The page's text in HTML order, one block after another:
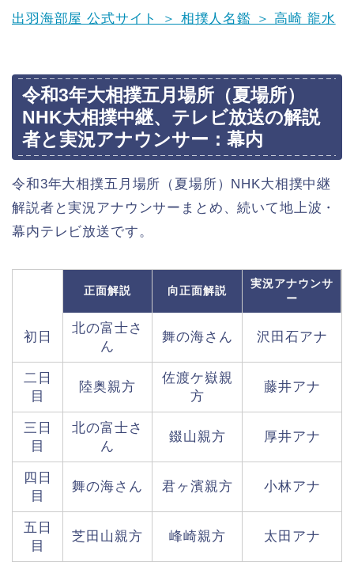
出羽海部屋 公式サイト ＞ 相撲人名鑑 ＞ 高崎 龍水
令和3年大相撲五月場所（夏場所）
NHK大相撲中継、テレビ放送の解説
者と実況アナウンサー：幕内
令和3年大相撲五月場所（夏場所）NHK大相撲中継
解説者と実況アナウンサーまとめ、続いて地上波・
幕内テレビ放送です。
正面解説 向正面解説
実況アナウンサ
ー
初日
北の富士さ
ん
舞の海さん 沢田石アナ
二日
目
陸奥親方
佐渡ケ嶽親
方
藤井アナ
三日
目
北の富士さ
ん
錣山親方 厚井アナ
四日
目
舞の海さん 君ヶ濱親方 小林アナ
五日
目
芝田山親方 峰崎親方 太田アナ